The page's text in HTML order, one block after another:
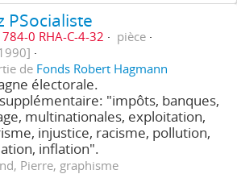
PSocialiste
0 RHA-C-4-32
pièce
de Fonds Robert Hagmann
électorale.
"impôts, banques,
multinationales, exploitation,
injustice, racisme, pollution,
inflation".
Pierre, graphisme